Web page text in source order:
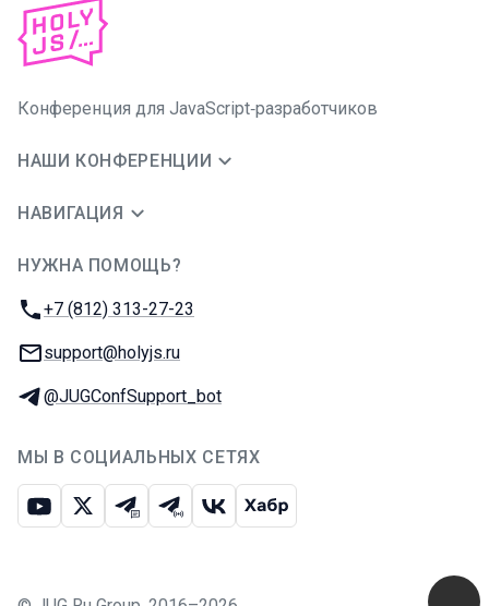
Конференция для JavaScript‑разработчиков
НАШИ КОНФЕРЕНЦИИ
НАВИГАЦИЯ
НУЖНА ПОМОЩЬ?
Телефон:
+7 (812) 313-27-23
E-mail:
support@holyjs.ru
Телеграм:
@JUGConfSupport_bot
МЫ В СОЦИАЛЬНЫХ СЕТЯХ
ЮтубИкс Телеграм-чат
Телеграм-канал
ВКонтакте
Хабр